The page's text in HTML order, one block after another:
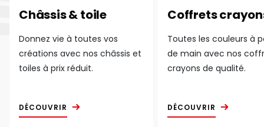
Châssis & toile
Donnez vie à toutes vos
créations avec nos châssis et
toiles à prix réduit.
DÉCOUVRIR
Coffrets
Toutes les couleurs à
de main avec nos
crayons de qualité.
DÉCOUVRIR